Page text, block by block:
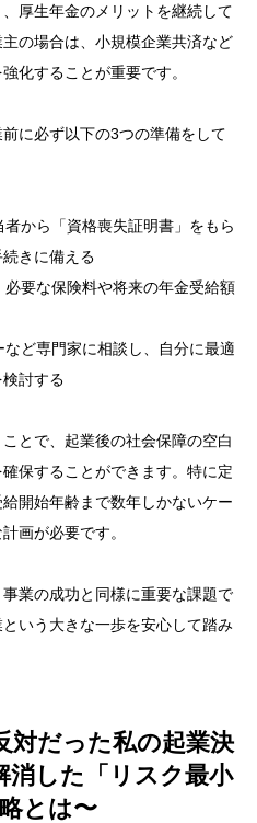
厚生年金のメリットを継続して
の場合は、小規模企業共済など
化することが重要です。
に必ず以下の3つの準備をして
から「資格喪失証明書」をもら
きに備える
要な保険料や将来の年金受給額
ど専門家に相談し、自分に最適
討する
とで、起業後の社会保障の空白
保することができます。特に定
開始年齢まで数年しかないケー
画が必要です。
業の成功と同様に重要な課題で
いう大きな一歩を安心して踏み
対だった私の起業決
消した「リスク最小
とは〜